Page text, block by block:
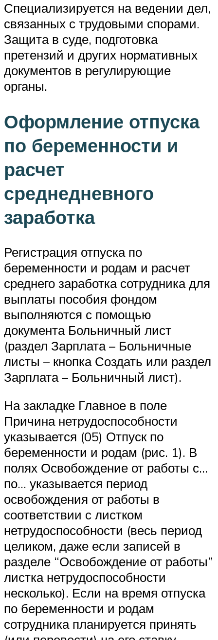
Специализируется на ведении дел,
связанных с трудовыми спорами.
Защита в суде, подготовка
претензий и других нормативных
документов в регулирующие
органы.
Оформление отпуска
по беременности и
расчет
среднедневного
заработка
Регистрация отпуска по
беременности и родам и расчет
среднего заработка сотрудника для
выплаты пособия фондом
выполняются с помощью
документа Больничный лист
(раздел Зарплата – Больничные
листы – кнопка Создать или раздел
Зарплата – Больничный лист).
На закладке Главное в поле
Причина нетрудоспособности
указывается (05) Отпуск по
беременности и родам (рис. 1). В
полях Освобождение от работы с…
по… указывается период
освобождения от работы в
соответствии с листком
нетрудоспособности (весь период
целиком, даже если записей в
разделе “Освобождение от работы”
листка нетрудоспособности
несколько). Если на время отпуска
по беременности и родам
сотрудника планируется принять